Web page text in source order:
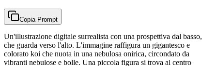
Copia Prompt
Un'illustrazione digitale surrealista con una prospettiva dal basso,
che guarda verso l'alto. L'immagine raffigura un gigantesco e
colorato koi che nuota in una nebulosa onirica, circondato da
vibranti nebulose e bolle. Una piccola figura si trova al centro